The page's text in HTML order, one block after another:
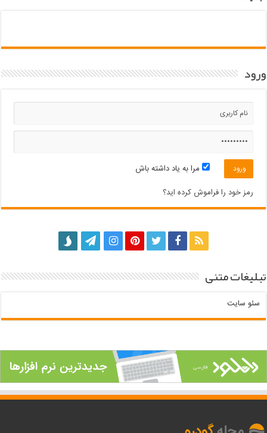
ورود
مرا به یاد داشته باش
رمز خود را فراموش کرده اید؟
تبلیغات متنی
سئو سایت